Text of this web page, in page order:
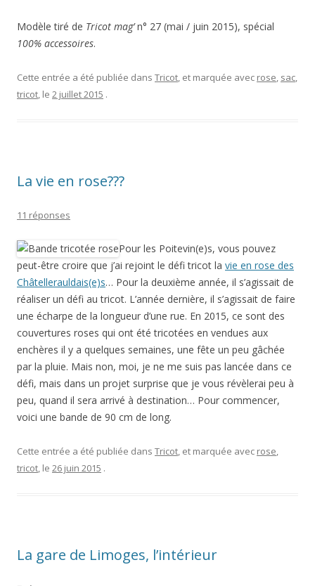
Modèle tiré de Tricot mag’n° 27 (mai / juin 2015), spécial
100% accessoires.
Cette entrée a été publiée dans Tricot, et marquée avec rose, sac,
tricot, le 2 juillet 2015 .
La vie en rose???
11 réponses
Pour les Poitevin(e)s, vous pouvez
peut-être croire que j’ai rejoint le défi tricot la vie en rose des
Châtellerauldais(e)s… Pour la deuxième année, il s’agissait de
réaliser un défi au tricot. L’année dernière, il s’agissait de faire
une écharpe de la longueur d’une rue. En 2015, ce sont des
couvertures roses qui ont été tricotées en vendues aux
enchères il y a quelques semaines, une fête un peu gâchée
par la pluie. Mais non, moi, je ne me suis pas lancée dans ce
défi, mais dans un projet surprise que je vous révèlerai peu à
peu, quand il sera arrivé à destination… Pour commencer,
voici une bande de 90 cm de long.
Cette entrée a été publiée dans Tricot, et marquée avec rose,
tricot, le 26 juin 2015 .
La gare de Limoges, l’intérieur